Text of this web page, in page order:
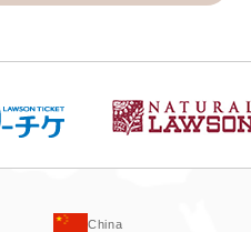
China